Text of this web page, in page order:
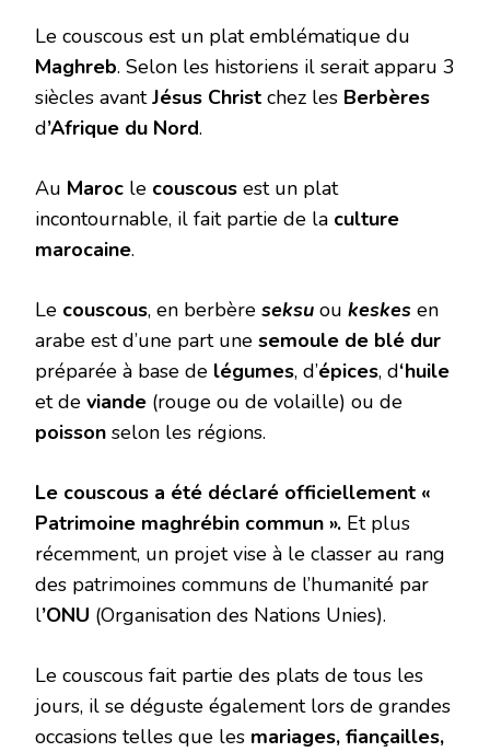
Le couscous est un plat emblématique du
Maghreb. Selon les historiens il serait apparu 3
siècles avantJésus Christ chez les Berbères
d’Afrique du Nord.
Au Maroc le couscous est un plat
incontournable, il fait partie de la culture
marocaine.
Le couscous, en berbère seksu ou keskes en
arabe est d’une part une semoule de blé dur
préparée à base de légumes, d’épices, d‘huile
et de viande (rouge ou de volaille) ou de
poisson selon les régions.
Le couscous a été déclaré officiellement «
Patrimoine maghrébin commun ». Et plus
récemment, un projet vise à le classer au rang
des patrimoines communs de l’humanité par
l’ONU (Organisation des Nations Unies).
Le couscous fait partie des plats de tous les
jours, il se déguste également lors de grandes
occasions telles que les mariages, fiançailles,